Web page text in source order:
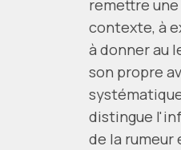
remettre
contexte, à
à donner au
son propre
distingue
de la rumeur